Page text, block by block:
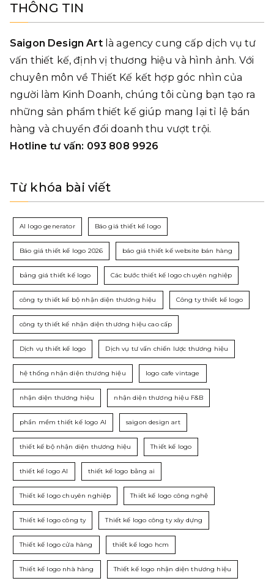
THÔNG TIN
Saigon Design Artlà agency cung cấp dịch vụ tư
vấn thiết kế, định vị thương hiệu và hình ảnh. Với
chuyên môn về Thiết Kế kết hợp góc nhìn của
người làm Kinh Doanh, chúng tôi cùng bạn tạo ra
những sản phẩm thiết kế giúp mang lại tỉ lệ bán
hàng và chuyển đổi doanh thu vượt trội.
Hotline tư vấn: 093 808 9926
Từ khóa bài viết
AI logo generator Báo giá thiết kế logo
Báo giá thiết kế logo 2026 báo giá thiết kế website bán hàng
bảng giá thiết kế logo Các bước thiết kế logo chuyên nghiệp
công ty thiết kế bộ nhận diện thương hiệu Công ty thiết kế logo
công ty thiết kế nhận diện thương hiệu cao cấp
Dịch vụ thiết kế logo Dịch vụ tư vấn chiến lược thương hiệu
hệ thống nhận diện thương hiệu logo cafe vintage
nhận diện thương hiệu nhận diện thương hiệu F&B
phần mềm thiết kế logo AI saigon design art
thiết kế bộ nhận diện thương hiệu Thiết kế logo
thiết kế logo AI thiết kế logo bằng ai
Thiết kế logo chuyên nghiệp Thiết kế logo công nghệ
Thiết kế logo công ty Thiết kế logo công ty xây dựng
Thiết kế logo cửa hàng thiết kế logo hcm
Thiết kế logo nhà hàng Thiết kế logo nhận diện thương hiệu